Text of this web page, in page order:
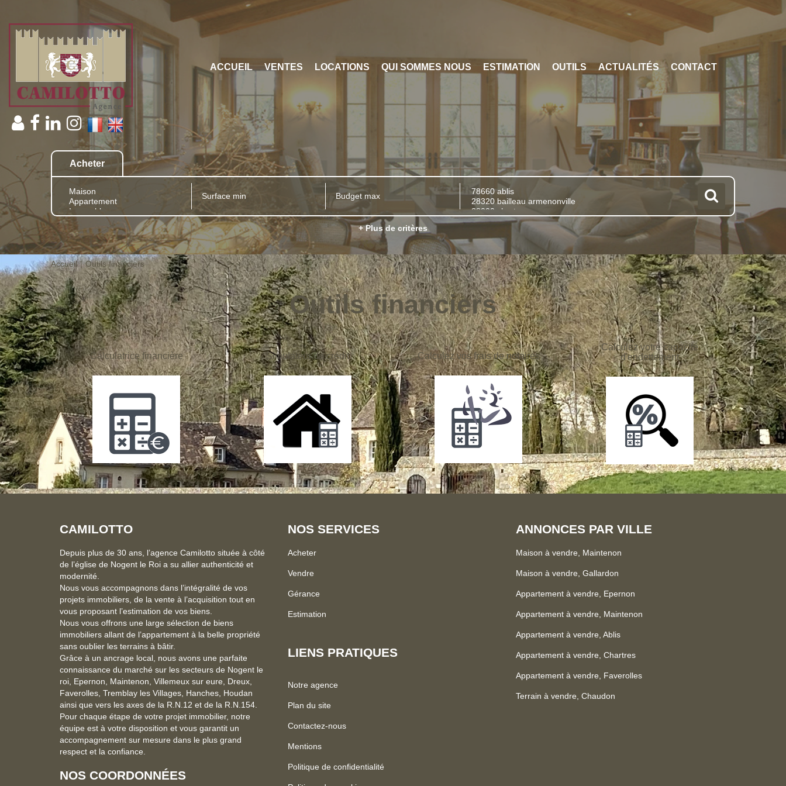
ACCUEIL VENTES LOCATIONS QUI SOMMES NOUS ESTIMATION OUTILS ACTUALITÉS CONTACT
Acheter
+ Plus de critères
Accueil Outils financiers
Outils financiers
Calculatrice financière Simulateur de crédit Calculez vos frais de notaires
Calculez votre capacité
d'endettement
CAMILOTTO
Depuis plus de 30 ans, l’agence Camilotto située à côté
de l’église de Nogent le Roi a su allier authenticité et
modernité.
Nous vous accompagnons dans l’intégralité de vos
projets immobiliers, de la vente à l’acquisition tout en
vous proposant l’estimation de vos biens.
Nous vous offrons une large sélection de biens
immobiliers allant de l’appartement à la belle propriété
sans oublier les terrains à bâtir.
Grâce à un ancrage local, nous avons une parfaite
connaissance du marché sur les secteurs de Nogent le
roi, Epernon, Maintenon, Villemeux sur eure, Dreux,
Faverolles, Tremblay les Villages, Hanches, Houdan
ainsi que vers les axes de la R.N.12 et de la R.N.154.
Pour chaque étape de votre projet immobilier, notre
équipe est à votre disposition et vous garantit un
accompagnement sur mesure dans le plus grand
respect et la confiance.
NOS COORDONNÉES
NOS SERVICES
Acheter
Vendre
Gérance
Estimation
LIENS PRATIQUES
Notre agence
Plan du site
Contactez-nous
Mentions
Politique de confidentialité
ANNONCES PAR VILLE
Maison à vendre, Maintenon
Maison à vendre, Gallardon
Appartement à vendre, Epernon
Appartement à vendre, Maintenon
Appartement à vendre, Ablis
Appartement à vendre, Chartres
Appartement à vendre, Faverolles
Terrain à vendre, Chaudon